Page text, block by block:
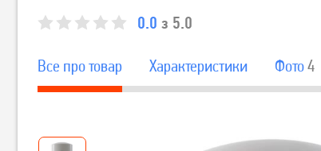
0.0 з 5.0
Все про товар Характеристики Фото4